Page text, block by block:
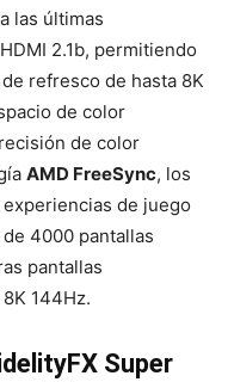
las últimas
2.1b, permitiendo
refresco de hasta 8K
de color
de color
AMD FreeSync, los
de juego
4000 pantallas
pantallas
144Hz.
Super